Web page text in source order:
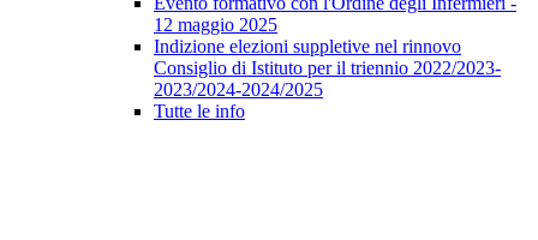
12 maggio 2025
Indizione elezioni suppletive nel rinnovo
Consiglio di Istituto per il triennio 2022/2023-
2023/2024-2024/2025
Tutte le info